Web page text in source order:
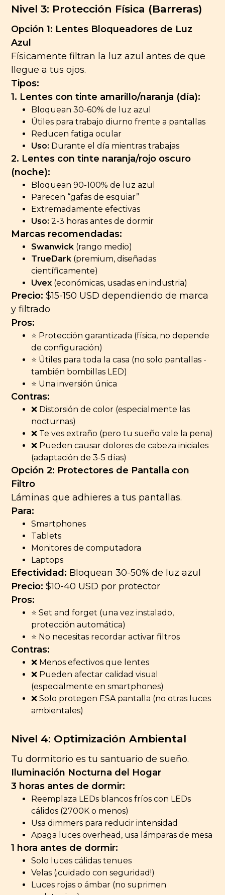
Nivel 3: Protección Física (Barreras)
Opción 1: Lentes Bloqueadores de Luz
Azul
Físicamente filtran la luz azul antes de que
llegue a tus ojos.
Tipos:
1. Lentes con tinte amarillo/naranja (día):
Bloquean 30-60% de luz azul
Útiles para trabajo diurno frente a pantallas
Reducen fatiga ocular
Uso: Durante el día mientras trabajas
2. Lentes con tinte naranja/rojo oscuro
(noche):
Bloquean 90-100% de luz azul
Parecen “gafas de esquiar”
Extremadamente efectivas
Uso: 2-3 horas antes de dormir
Marcas recomendadas:
Swanwick (rango medio)
TrueDark (premium, diseñadas
científicamente)
Uvex (económicas, usadas en industria)
Precio: $15-150 USD dependiendo de marca
y filtrado
Pros:
⭐ Protección garantizada (física, no depende
de configuración)
⭐ Útiles para toda la casa (no solo pantallas -
también bombillas LED)
⭐ Una inversión única
Contras:
❌ Distorsión de color (especialmente las
nocturnas)
❌ Te ves extraño (pero tu sueño vale la pena)
❌ Pueden causar dolores de cabeza iniciales
(adaptación de 3-5 días)
Opción 2: Protectores de Pantalla con
Filtro
Láminas que adhieres a tus pantallas.
Para:
Smartphones
Tablets
Monitores de computadora
Laptops
Efectividad: Bloquean 30-50% de luz azul
Precio: $10-40 USD por protector
Pros:
⭐ Set and forget (una vez instalado,
protección automática)
⭐ No necesitas recordar activar filtros
Contras:
❌ Menos efectivos que lentes
❌ Pueden afectar calidad visual
(especialmente en smartphones)
❌ Solo protegen ESA pantalla (no otras luces
ambientales)
Nivel 4: Optimización Ambiental
Tu dormitorio es tu santuario de sueño.
Iluminación Nocturna del Hogar
3 horas antes de dormir:
Reemplaza LEDs blancos fríos con LEDs
cálidos (2700K o menos)
Usa dimmers para reducir intensidad
Apaga luces overhead, usa lámparas de mesa
1 hora antes de dormir:
Solo luces cálidas tenues
Velas (¡cuidado con seguridad!)
Luces rojas o ámbar (no suprimen